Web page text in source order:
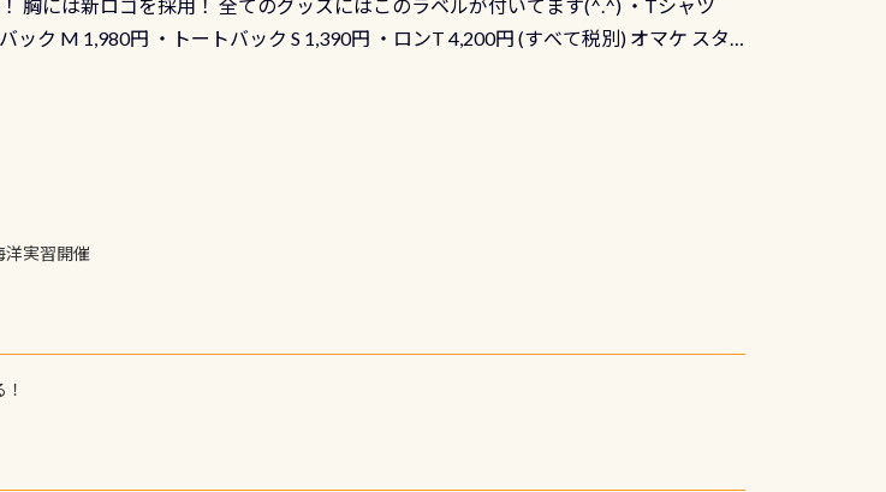
胸には新ロゴを採用！ 全てのグッズにはこのラベルが付いてます(^.^) ・Tシャツ
ック M 1,980円 ・トートバック S 1,390円 ・ロンT 4,200円 (すべて税別) オマケ スタ
洋実習開催